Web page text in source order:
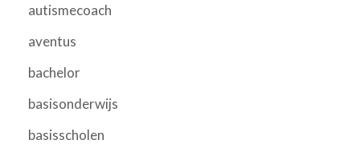
autismecoach
aventus
bachelor
basisonderwijs
basisscholen